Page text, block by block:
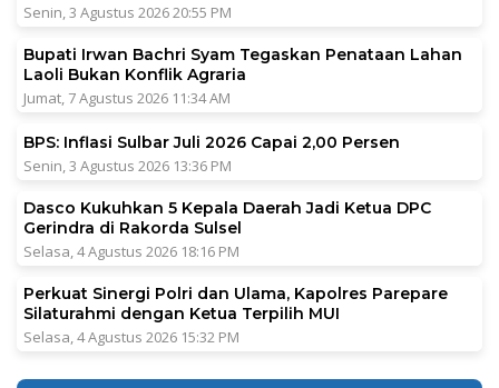
Senin, 3 Agustus 2026 20:55 PM
Bupati Irwan Bachri Syam Tegaskan Penataan Lahan
Laoli Bukan Konflik Agraria
Jumat, 7 Agustus 2026 11:34 AM
BPS: Inflasi Sulbar Juli 2026 Capai 2,00 Persen
Senin, 3 Agustus 2026 13:36 PM
Dasco Kukuhkan 5 Kepala Daerah Jadi Ketua DPC
Gerindra di Rakorda Sulsel
Selasa, 4 Agustus 2026 18:16 PM
Perkuat Sinergi Polri dan Ulama, Kapolres Parepare
Silaturahmi dengan Ketua Terpilih MUI
Selasa, 4 Agustus 2026 15:32 PM